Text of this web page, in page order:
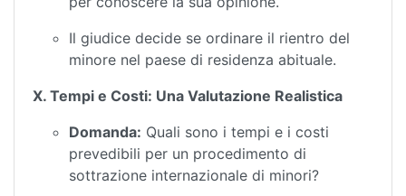
Il giudice decide se ordinare il rientro del
minore nel paese di residenza abituale.
X. Tempi e Costi: Una Valutazione Realistica
Domanda: Quali sono i tempi e i costi
prevedibili per un procedimento di
sottrazione internazionale di minori?